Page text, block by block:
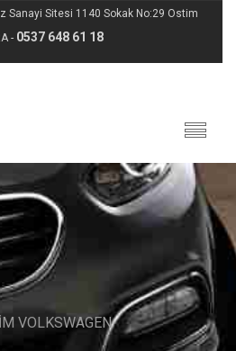
Sanayi Sitesi 1140 Sokak No:29 Ostim
- 0537 648 61 18
VOLKSWAGEN